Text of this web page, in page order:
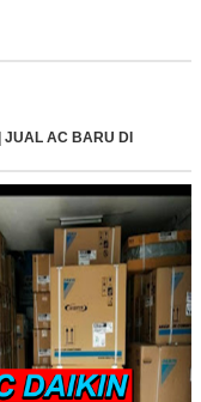
JUAL AC BARU DI